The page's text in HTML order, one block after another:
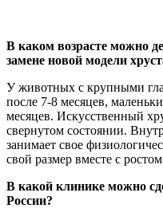
В каком возрасте можно
замене новой модели
У животных с крупными
после 7-8 месяцев,
месяцев. Искусственный
свернутом состоянии.
занимает свое
свой размер вместе с ростом
В какой клинике можно
России?